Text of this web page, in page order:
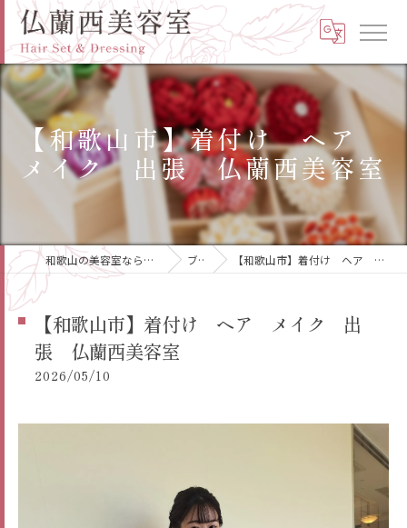
【和歌山市】着付け ヘア
メイク 出張 仏蘭西美容室
和歌山の美容室なら高品質の仏蘭西美容室 ブログ 【和歌山市】着付け ヘア メイク 出張 仏蘭西美容室
【和歌山市】着付け ヘア メイク 出
張 仏蘭西美容室
2026/05/10